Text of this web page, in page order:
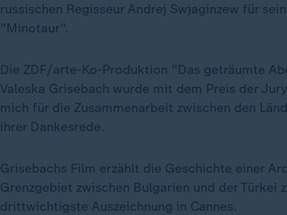
russischen Regisseur Andrej Swjaginzew für
"Minotaur".
Die ZDF/arte-Ko-Produktion "Das geträumte
Valeska Grisebach wurde mit dem Preis der
mich für die Zusammenarbeit zwischen den
ihrer Dankesrede.
Grisebachs Film erzählt die Geschichte einer
Grenzgebiet zwischen Bulgarien und der
drittwichtigste Auszeichnung in Cannes.